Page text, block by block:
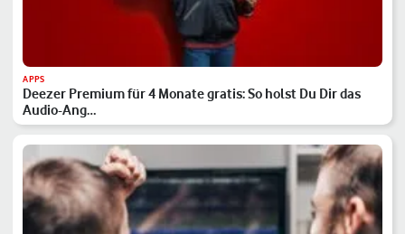
APPS
Deezer Premium für 4 Monate gratis: So holst Du Dir das
Audio-Ang…